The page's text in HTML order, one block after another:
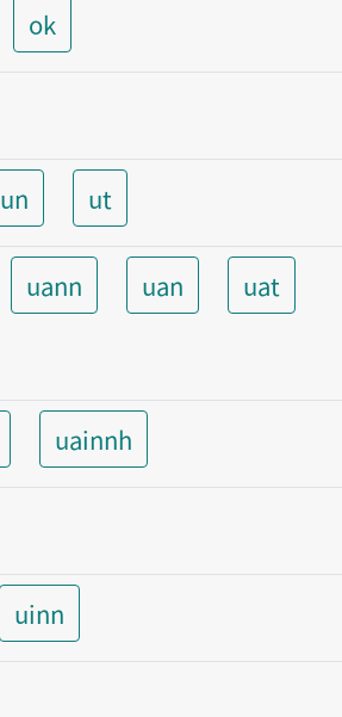
ok
un ut
uann uan
uat
uainnh
uinn